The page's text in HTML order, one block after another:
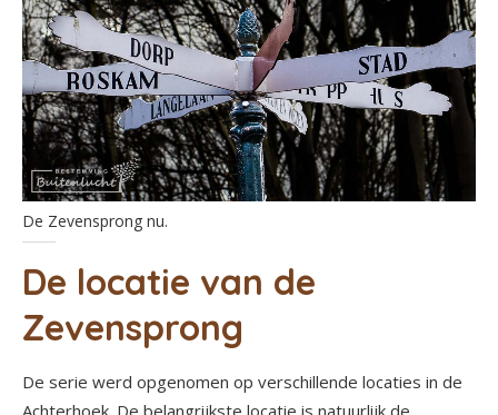
De Zevensprong nu.
De locatie van de
Zevensprong
De serie werd opgenomen op verschillende locaties in de
Achterhoek. De belangrijkste locatie is natuurlijk de